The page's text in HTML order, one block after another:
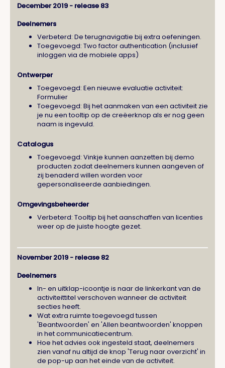
December 2019 - release 83
Deelnemers
Verbeterd: De terugnavigatie bij extra oefeningen.
Toegevoegd: Two factor authentication (inclusief
inloggen via de mobiele apps)
Ontwerper
Toegevoegd: Een nieuwe evaluatie activiteit:
Formulier
Toegevoegd: Bij het aanmaken van een activiteit zie
je nu een tooltip op de creëerknop als er nog geen
naam is ingevuld.
Catalogus
Toegevoegd: Vinkje kunnen aanzetten bij demo
producten zodat deelnemers kunnen aangeven of
zij benaderd willen worden voor
gepersonaliseerde aanbiedingen.
Omgevingsbeheerder
Verbeterd: Tooltip bij het aanschaffen van licenties
weer op de juiste hoogte gezet.
November 2019 - release 82
Deelnemers
In- en uitklap-icoontje is naar de linkerkant van de
activiteittitel verschoven wanneer de activiteit
secties heeft.
Wat extra ruimte toegevoegd tussen
'Beantwoorden' en 'Allen beantwoorden' knoppen
in het communicatiecentrum.
Hoe het advies ook ingesteld staat, deelnemers
zien vanaf nu altijd de knop 'Terug naar overzicht' in
de pop-up aan het einde van de activiteit.